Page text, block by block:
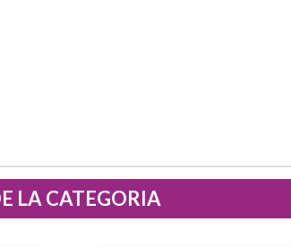
LA CATEGORIA